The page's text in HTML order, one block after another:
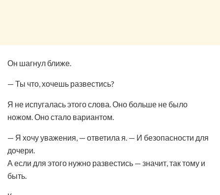
Он шагнул ближе.
— Ты что, хочешь развестись?
Я не испугалась этого слова. Оно больше не было
ножом. Оно стало вариантом.
— Я хочу уважения, — ответила я. — И безопасности для
дочери.
А если для этого нужно развестись — значит, так тому и
быть.